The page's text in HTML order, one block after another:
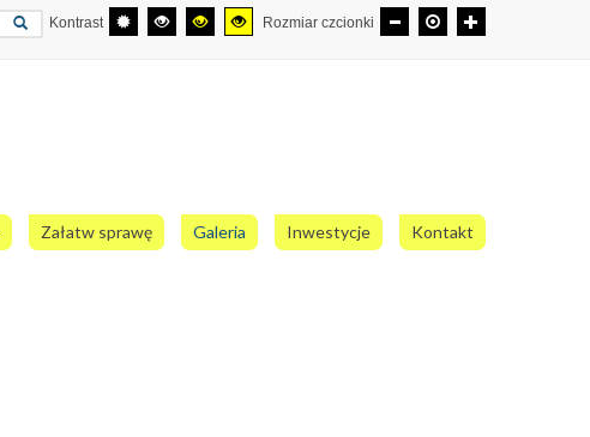
Kontrast Rozmiar czcionki
Załatw sprawę Galeria Inwestycje Kontakt